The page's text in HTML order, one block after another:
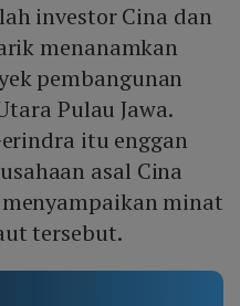
investor Cina dan
menanamkan
pembangunan
Pulau Jawa.
itu enggan
asal Cina
minat
tersebut.